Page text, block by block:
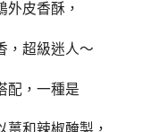
外皮香酥，
，超級迷人～
配，一種是